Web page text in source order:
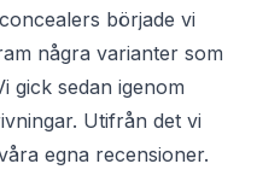
började vi
några varianter som
gick sedan igenom
Utifrån det vi
egna recensioner.